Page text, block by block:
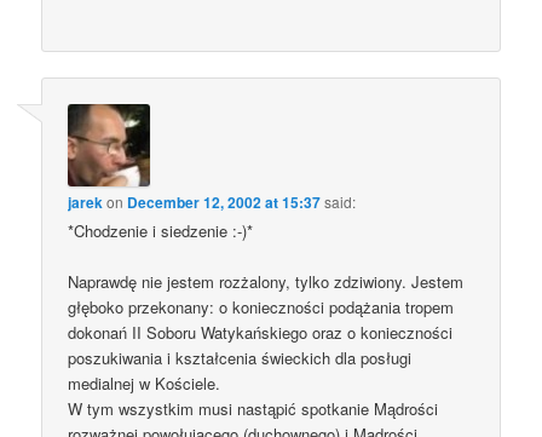
jarekon December 12, 2002 at 15:37said:
*Chodzenie i siedzenie :-)*
Naprawdę nie jestem rozżalony, tylko zdziwiony. Jestem
głęboko przekonany: o konieczności podążania tropem
dokonań II Soboru Watykańskiego oraz o konieczności
poszukiwania i kształcenia świeckich dla posługi
medialnej w Kościele.
W tym wszystkim musi nastąpić spotkanie Mądrości